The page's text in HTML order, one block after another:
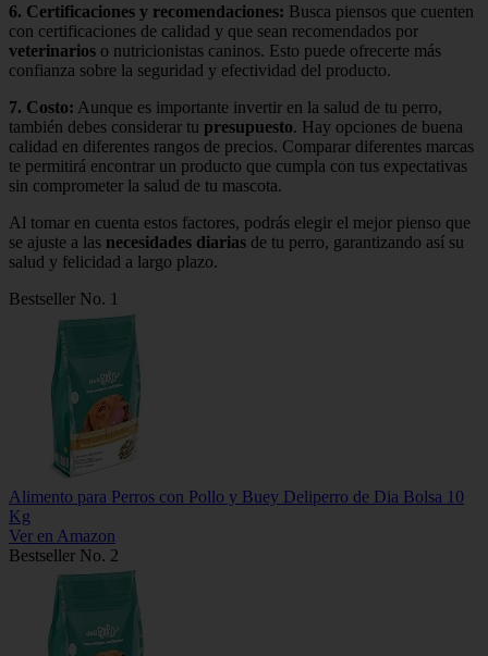
6. Certificaciones y recomendaciones: Busca piensos que cuenten
con certificaciones de calidad y que sean recomendados por
veterinarios o nutricionistas caninos. Esto puede ofrecerte más
confianza sobre la seguridad y efectividad del producto.
7. Costo: Aunque es importante invertir en la salud de tu perro,
también debes considerar tu presupuesto. Hay opciones de buena
calidad en diferentes rangos de precios. Comparar diferentes marcas
te permitirá encontrar un producto que cumpla con tus expectativas
sin comprometer la salud de tu mascota.
Al tomar en cuenta estos factores, podrás elegir el mejor pienso que
se ajuste a las necesidades diarias de tu perro, garantizando así su
salud y felicidad a largo plazo.
Bestseller No. 1
Alimento para Perros con Pollo y Buey Deliperro de Dia Bolsa 10
Kg
Ver en Amazon
Bestseller No. 2